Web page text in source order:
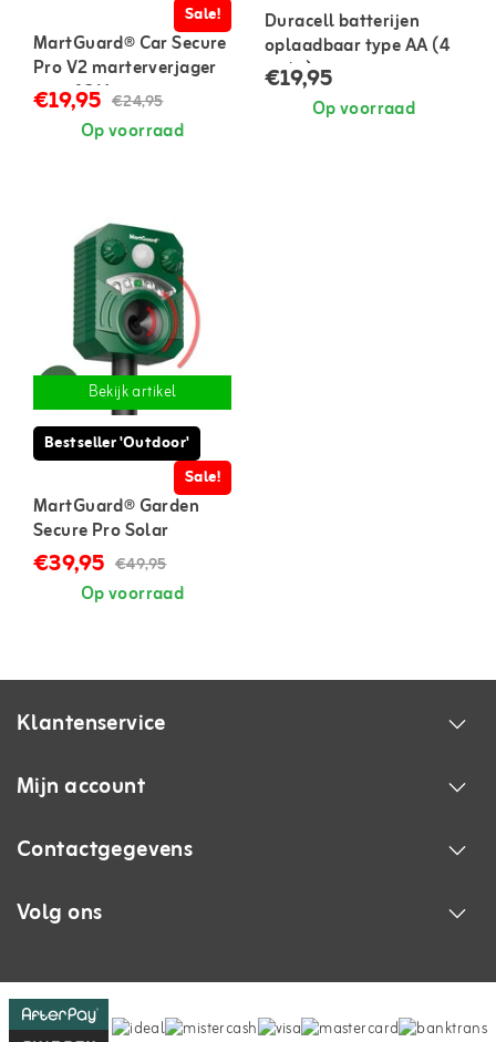
Sale!
MartGuard® Car Secure
Pro V2 marterverjager
auto 12 V
€19,95 €24,95
Op voorraad
Duracell batterijen
oplaadbaar type AA (4
stuks)
€19,95
Op voorraad
Bekijk artikel
Bestseller 'Outdoor'
Sale!
MartGuard® Garden
Secure Pro Solar
marterverjager voor
buiten
€39,95 €49,95
Op voorraad
Klantenservice
Mijn account
Contactgegevens
Volg ons